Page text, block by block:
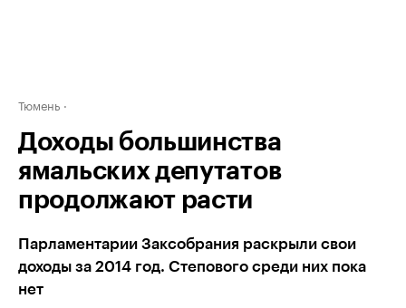
Тюмень
Доходы большинства
ямальских депутатов
продолжают расти
Парламентарии Заксобрания раскрыли свои
доходы за 2014 год. Степового среди них пока
нет